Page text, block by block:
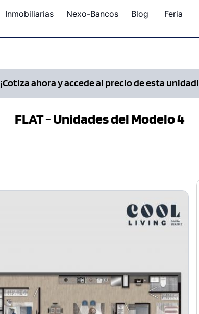
Inmobiliarias Nexo-Bancos Blog Feria
¡Cotiza ahora y accede al precio de esta unidad!
FLAT - Unidades del Modelo 4